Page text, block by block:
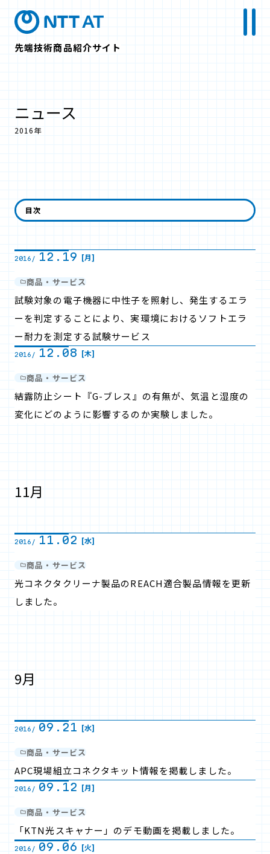
先端技術商品紹介サイト
ニュース
2016年
12月
2016/ 12.19 [月]
商品・サービス
試験対象の電子機器に中性子を照射し、発生するエラ
ーを判定することにより、実環境におけるソフトエラ
ー耐力を測定する試験サービス
2016/ 12.08 [木]
商品・サービス
結露防止シート『G-ブレス』の有無が、気温と湿度の
変化にどのように影響するのか実験しました。
11月
2016/ 11.02 [水]
商品・サービス
光コネクタクリーナ製品のREACH適合製品情報を更新
しました。
9月
2016/ 09.21 [水]
商品・サービス
APC現場組立コネクタキット情報を掲載しました。
2016/ 09.12 [月]
商品・サービス
「KTN光スキャナー」のデモ動画を掲載しました。
2016/ 09.06 [火]
目次